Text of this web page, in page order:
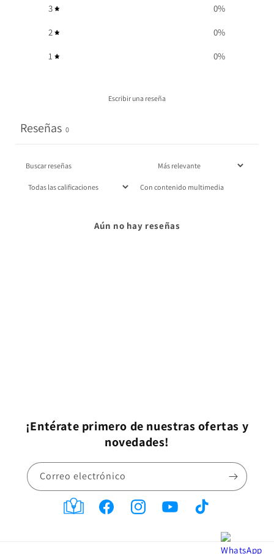
3 0%
2 0%
1 0%
Escribir una reseña
Reseñas 0
Con contenido multimedia
Aún no hay reseñas
¡Entérate primero de nuestras ofertas y
novedades!
Correo electrónico
TranslationFacebookInstagramYouTube TikTok